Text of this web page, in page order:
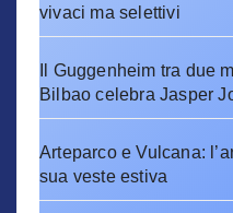
vivaci ma selettivi
Il Guggenheim tra due
Bilbao celebra Jasper
Arteparco e Vulcana:
sua veste estiva